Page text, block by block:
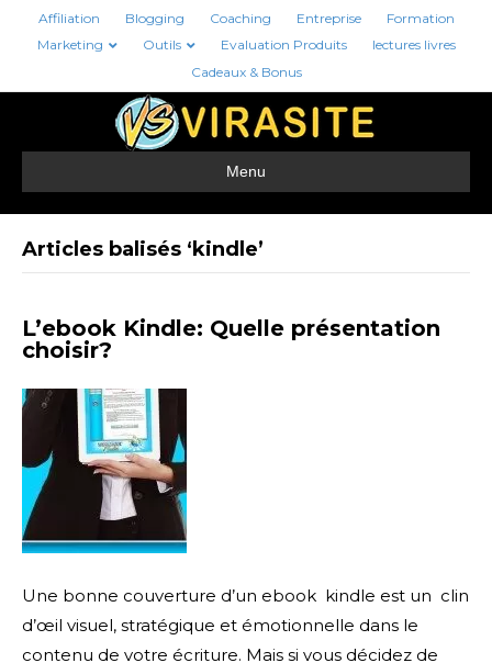
Affiliation Blogging Coaching Entreprise
Formation
Marketing
Outils Evaluation Produits
lectures livres
Cadeaux & Bonus
Menu
Articles balisés ‘kindle’
L’ebook Kindle: Quelle présentation
choisir?
Une bonne couverture d’un ebook kindle est un clin
d’œil visuel, stratégique et émotionnelle dans le
contenu de votre écriture. Mais si vous décidez de